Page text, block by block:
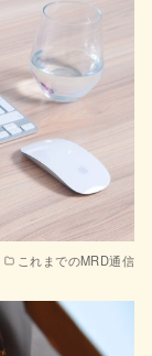
これまでのMRD通信